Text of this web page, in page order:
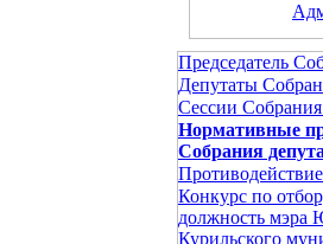
Председатель
Депутаты
Сессии Собрания
Нормативные
Собрания
Конкурс по
должность мэра
Курильского